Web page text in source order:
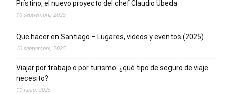
Prístino, el nuevo proyecto del chef Claudio Úbeda
10 septiembre, 2025
Que hacer en Santiago – Lugares, videos y eventos (2025)
10 septiembre, 2025
Viajar por trabajo o por turismo: ¿qué tipo de seguro de viaje
necesito?
11 junio, 2025